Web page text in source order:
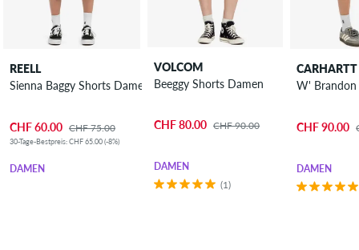
REELL
Sienna Baggy Shorts Damen
CHF 60.00 CHF 75.00
30-Tage-Bestpreis: CHF 65.00 (-8%)
DAMEN
VOLCOM
Beeggy Shorts Damen
CHF 80.00 CHF 90.00
DAMEN
(1)
CHF 90.00
DAMEN